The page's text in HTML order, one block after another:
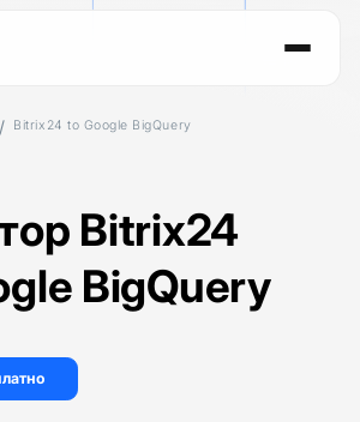
Bitrix24 to Google BigQuery
Bitrix24
BigQuery